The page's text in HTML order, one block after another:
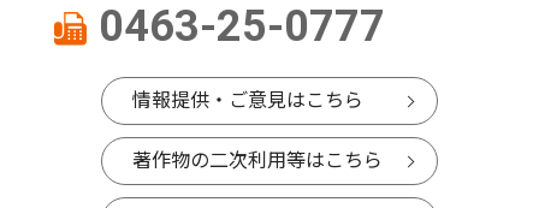
0463-25-0777
情報提供・ご意見はこちら
著作物の二次利用等はこちら